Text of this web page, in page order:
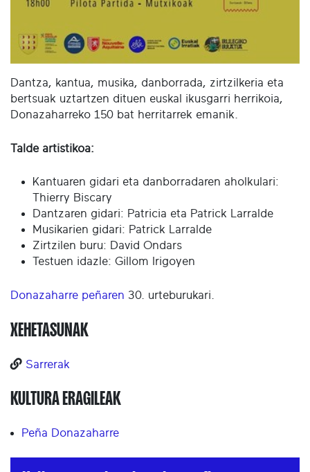
Dantza, kantua, musika, danborrada, zirtzilkeria eta
bertsuak uztartzen dituen euskal ikusgarri herrikoia,
Donazaharreko 150 bat herritarrek emanik.
Talde artistikoa:
Kantuaren gidari eta danborradaren aholkulari:
Thierry Biscary
Dantzaren gidari: Patricia eta Patrick Larralde
Musikarien gidari: Patrick Larralde
Zirtzilen buru: David Ondars
Testuen idazle: Gillom Irigoyen
Donazaharre peñaren 30. urteburukari.
XEHETASUNAK
Sarrerak
KULTURA ERAGILEAK
Peña Donazaharre